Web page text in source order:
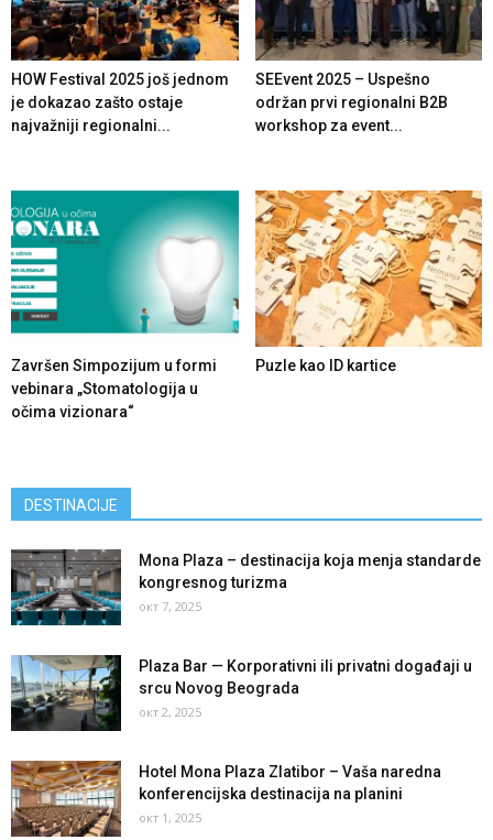
HOW Festival 2025 još jednom
je dokazao zašto ostaje
najvažniji regionalni...
SEEvent 2025 – Uspešno
održan prvi regionalni B2B
workshop za event...
Završen Simpozijum u formi
vebinara „Stomatologija u
očima vizionara“
Puzle kao ID kartice
DESTINACIJE
Mona Plaza – destinacija koja menja standarde
kongresnog turizma
окт 7, 2025
Plaza Bar — Korporativni ili privatni događaji u
srcu Novog Beograda
окт 2, 2025
Hotel Mona Plaza Zlatibor – Vaša naredna
konferencijska destinacija na planini
окт 1, 2025